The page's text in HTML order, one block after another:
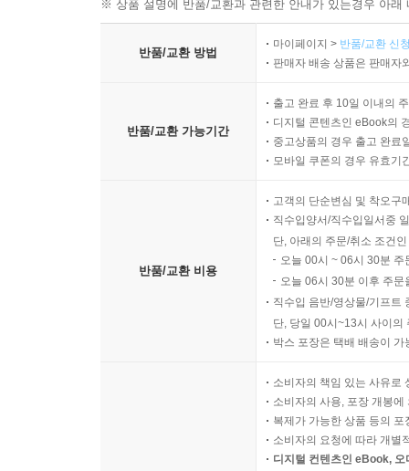
※ 상품 설명에 반품/교환과 관련한 안내가 있는경우 아
반품/교환 방법
마이페이지 > 반품/교환 신
판매자 배송 상품은 판매자
반품/교환 가능기간
출고 완료 후 10일 이내의
디지털 콘텐츠인 eBook의
중고상품의 경우 출고 완료
모바일 쿠폰의 경우 유효기
반품/교환 비용
고객의 단순변심 및 착오구
직수입양서/직수입일서중
단, 아래의 주문/취소 조건
오늘 00시 ~ 06시 30분
오늘 06시 30분 이후 주
직수입 음반/영상물/기프트
단, 당일 00시~13시 사이의
박스 포장은 택배 배송이
소비자의 책임 있는 사유로
소비자의 사용, 포장 개봉
복제가 가능한 상품 등의
소비자의 요청에 따라 개별
디지털 컨텐츠인 eBook,